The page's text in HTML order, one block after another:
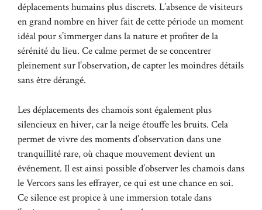
déplacements humains plus discrets. L’absence de visiteurs
en grand nombre en hiver fait de cette période un moment
idéal pour s’immerger dans la nature et profiter de la
sérénité du lieu. Ce calme permet de se concentrer
pleinement sur l’observation, de capter les moindres détails
sans être dérangé.
Les déplacements des chamois sont également plus
silencieux en hiver, car la neige étouffe les bruits. Cela
permet de vivre des moments d’observation dans une
tranquillité rare, où chaque mouvement devient un
événement. Il est ainsi possible d’observer les chamois dans
le Vercors sans les effrayer, ce qui est une chance en soi.
Ce silence est propice à une immersion totale dans